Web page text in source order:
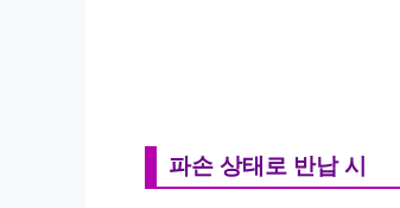
파손 상태로 반납 시